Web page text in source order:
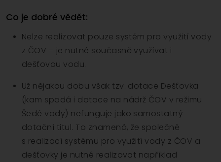
Co je dobré vědět:
Nelze realizovat pouze systém pro využití vody
z ČOV – je nutné současně využívat i
dešťovou vodu.
Už nějakou dobu však tzv. dotace Dešťovka
(kam spadá i dotace na nádrž ČOV v režimu
Šedé vody) nefunguje jako samostatný
dotační titul. To znamená, že společně
s realizací systému pro využití vody z ČOV a
dešťovky je nutné realizovat například